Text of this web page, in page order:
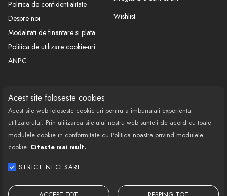
Acest site foloseste cookies
Acest site web foloseste cookie-uri pentru a imbunatati experienta
utilizatorului. Prin utilizarea site-ului nostru web sunteti de acord cu toate
modulele cookie in conformitate cu Politica noastra privind modulele
cookie. Citeste mai mult.
STRICT NECESARE
Politica de confidentialitate
Despre noi
Modalitati de finantare si plata
Politica de utilizare cookie-uri
ANPC
Wishlist
CONTACT
Call Center: 0377 100 941
Program de lucru: Luni-Vineri
08:00 - 18:00
Email: contact@bestautovest.ro
SRL CUI: 32372789, Reg.Com.: